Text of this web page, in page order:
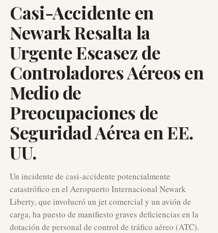
Casi-Accidente en
Newark Resalta la
Urgente Escasez de
Controladores Aéreos en
Medio de
Preocupaciones de
Seguridad Aérea en EE.
UU.
Un incidente de casi-accidente potencialmente
catastrófico en el Aeropuerto Internacional Newark
Liberty, que involucró un jet comercial y un avión de
carga, ha puesto de manifiesto graves deficiencias en la
dotación de personal de control de tráfico aéreo (ATC).